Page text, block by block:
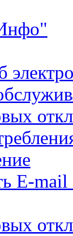
E-